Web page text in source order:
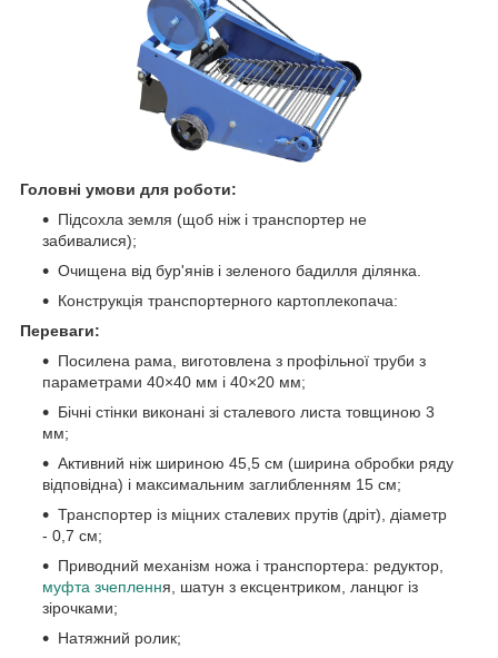
Головні умови для роботи:
Підсохла земля (щоб ніж і транспортер не
забивалися);
Очищена від бур'янів і зеленого бадилля ділянка.
Конструкція транспортерного картоплекопача:
Переваги:
Посилена рама, виготовлена з профільної труби з
параметрами 40×40 мм і 40×20 мм;
Бічні стінки виконані зі сталевого листа товщиною 3
мм;
Активний ніж шириною 45,5 см (ширина обробки ряду
відповідна) і максимальним заглибленням 15 см;
Транспортер із міцних сталевих прутів (дріт), діаметр
- 0,7 см;
Приводний механізм ножа і транспортера: редуктор,
муфта зчеплення, шатун з ексцентриком, ланцюг із
зірочками;
Натяжний ролик;